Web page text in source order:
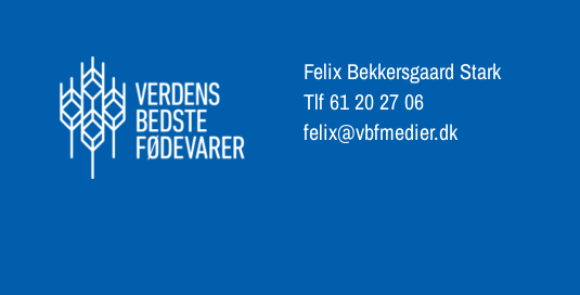
Felix Bekkersgaard Stark
Tlf 61 20 27 06
felix@vbfmedier.dk